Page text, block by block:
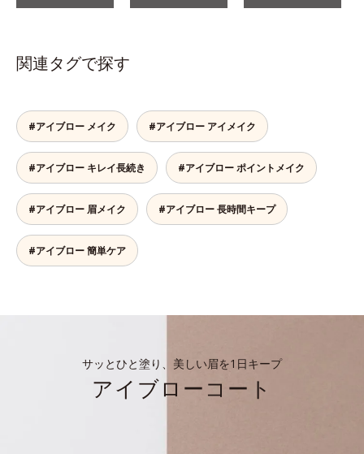
関連タグで探す
#アイブロー メイク #アイブロー アイメイク
#アイブロー キレイ長続き #アイブロー ポイントメイク
#アイブロー 眉メイク #アイブロー 長時間キープ
#アイブロー 簡単ケア
サッとひと塗り、美しい眉を1日キープ
アイブローコート